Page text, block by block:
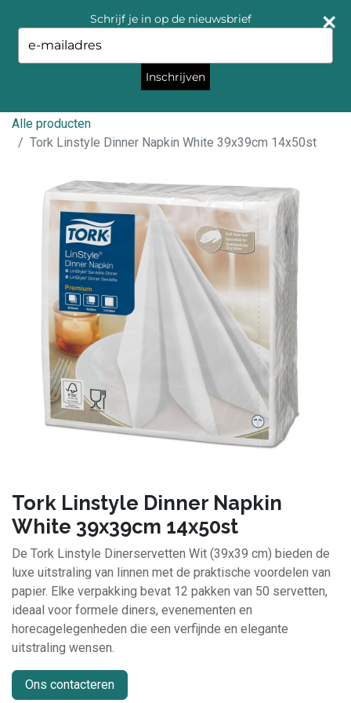
Alle producten
Tork Linstyle Dinner Napkin White 39x39cm 14x50st
Tork Linstyle Dinner Napkin
White 39x39cm 14x50st
De Tork Linstyle Dinerservetten Wit (39x39 cm) bieden de
luxe uitstraling van linnen met de praktische voordelen van
papier. Elke verpakking bevat 12 pakken van 50 servetten,
ideaal voor formele diners, evenementen en
horecagelegenheden die een verfijnde en elegante
uitstraling wensen.
Ons contacteren
Schrijf je in op de nieuwsbrief
your
email
Inschrijven